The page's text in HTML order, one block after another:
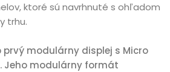
ktoré sú navrhnuté s ohľadom
trhu.
prvý modulárny displej s Micro
Jeho modulárny formát